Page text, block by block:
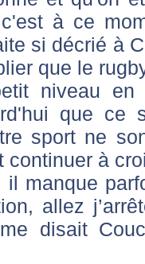
à ce
si décrié à
que le
niveau en
que ce
sport ne
continuer à
il manque
allez
disait